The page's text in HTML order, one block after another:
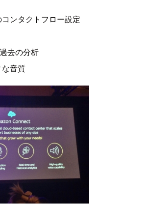
ンタクトフロー設定
去の分析
音質